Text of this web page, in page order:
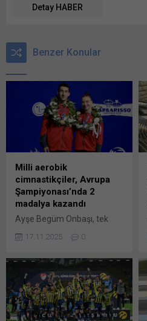
Detay HABER
Benzer Konular
Milli aerobik
cimnastikçiler, Avrupa
Şampiyonası’nda 2
madalya kazandı
Ayşe Begüm Onbaşı, tek
gümüş, çiftlerde de Can
madalya aldı. Avrupa
Aerobik Cimnastik ​​​​​​​
Şampiyonası’nda mücadele
eden milli sporcular, birer
gümüş ve bronz madalya
17.11.2025 0